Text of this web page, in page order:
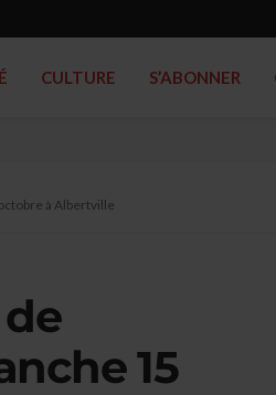
CULTURE S’ABONNER
à Albertville
15